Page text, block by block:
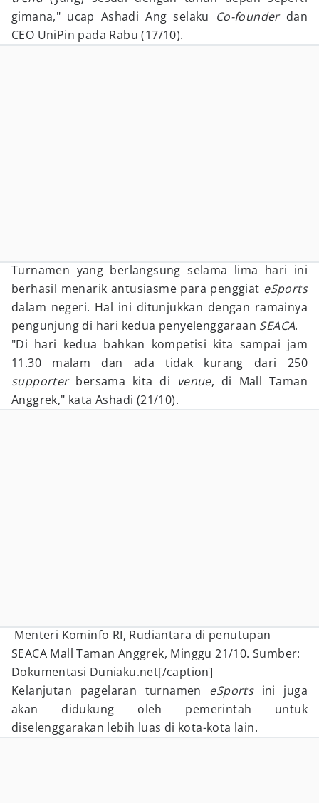
gimana," ucap Ashadi Ang selaku Co-founder dan
CEO UniPin pada Rabu (17/10).
Turnamen yang berlangsung selama lima hari ini
berhasil menarik antusiasme para penggiat eSports
dalam negeri. Hal ini ditunjukkan dengan ramainya
pengunjung di hari kedua penyelenggaraan SEACA.
"Di hari kedua bahkan kompetisi kita sampai jam
11.30 malam dan ada tidak kurang dari 250
supporter bersama kita di venue, di Mall Taman
Anggrek," kata Ashadi (21/10).
Menteri Kominfo RI, Rudiantara di penutupan
SEACA Mall Taman Anggrek, Minggu 21/10. Sumber:
Dokumentasi Duniaku.net[/caption]
Kelanjutan pagelaran turnamen eSports ini juga
akan didukung oleh pemerintah untuk
diselenggarakan lebih luas di kota-kota lain.